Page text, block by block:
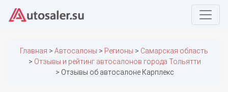
Главная Автосалоны Регионы
Самарская область
Отзывы и рейтинг автосалонов города Тольятти
Отзывы об автосалоне Карплекс